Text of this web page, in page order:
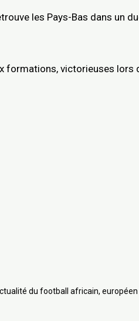
les Pays-Bas dans
formations, victorieuses
du football africain, européen